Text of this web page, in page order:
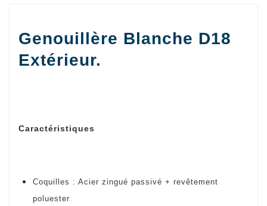
Genouillère Blanche D18
Extérieur.
Caractéristiques
Coquilles : Acier zingué passivé + revêtement
poluester